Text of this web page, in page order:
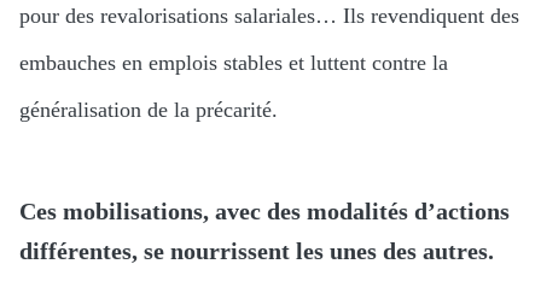
pour des revalorisations salariales… Ils revendiquent des
embauches en emplois stables et luttent contre la
généralisation de la précarité.
Ces mobilisations, avec des modalités d’actions
différentes, se nourrissent les unes des autres.